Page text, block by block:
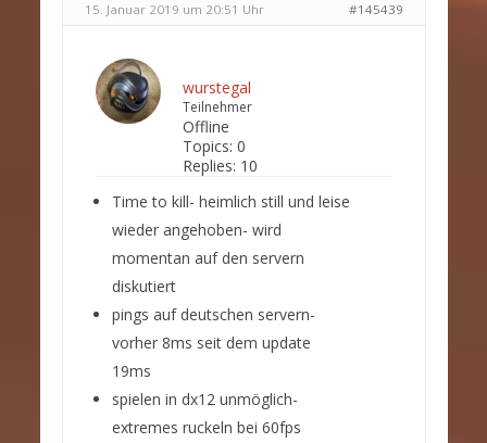
15. Januar 2019 um 20:51 Uhr #145439
wurstegal
Teilnehmer
Offline
Topics: 0
Replies: 10
Time to kill- heimlich still und leise
wieder angehoben- wird
momentan auf den servern
diskutiert
pings auf deutschen servern-
vorher 8ms seit dem update
19ms
spielen in dx12 unmöglich-
extremes ruckeln bei 60fps